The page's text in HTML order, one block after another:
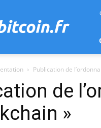
Publication de
de
»